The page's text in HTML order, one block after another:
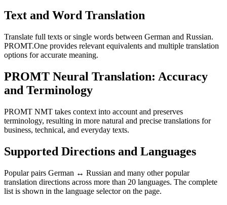
Text and Word Translation
Translate full texts or single words between German and Russian.
PROMT.One provides relevant equivalents and multiple translation
options for accurate meaning.
PROMT Neural Translation: Accuracy
and Terminology
PROMT NMT takes context into account and preserves
terminology, resulting in more natural and precise translations for
business, technical, and everyday texts.
Supported Directions and Languages
Popular pairs German ↔ Russian and many other popular
translation directions across more than 20 languages. The complete
list is shown in the language selector on the page.